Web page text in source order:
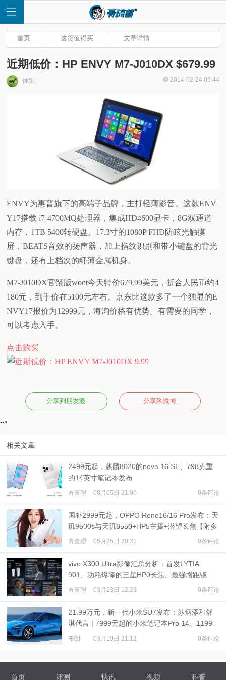
测
视
科
体
首页 这货值得买 文章详情
近期低价：HP ENVY M7-J010DX $679.99
钟凯 2014-02-24 09:44
ENVY为惠普旗下的高端子品牌，主打轻薄影音。这款ENV
Y17搭载 i7-4700MQ处理器，集成HD4600显卡，8G双通道
内存，1TB 5400转硬盘。17.3寸的1080P FHD防眩光触摸
屏，BEATS音效的扬声器，加上指纹识别和带小键盘的背光
键盘，还有上档次的纤薄金属机身。
M7-J010DX官翻版woot今天特价679.99美元，折合人民币约4
180元，到手价在5100元左右。京东比这款多了一个独显的E
NVY17报价为12999元，海淘价格有优势。有需要的同学，
可以考虑入手。
点击购买
分享到朋友圈 分享到微博
-->
相关文章
2499元起，麒麟8020的nova 16 SE、798克重
的14英寸笔记本发布
方查理 08月05日 21:09 0条评论
国补2999元起，OPPO Reno16/16 Pro发布：天
玑9500s与天玑8550+HP5主摄+潜望长焦【附多
机对比】
方查理 05月25日 20:31 0条评论
vivo X300 Ultra影像汇总分析：首发LYTIA
901、功耗爆降的三星HP0长焦、最强增距镜
方查理 03月23日 12:23 0条评论
21.99万元，新一代小米SU7发布：苏炳添和舒
淇代言 | 7999元起的小米笔记本Pro 14、1199
元起的小米Watch S5发布
布朗 03月19日 21:12 0条评论
首页 评测 快讯 视频 科普